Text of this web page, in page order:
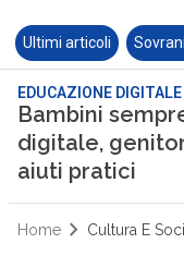
Ultimi articoli
EDUCAZIONE DIGITALE
Bambini
digitale,
aiuti pratici
Home Cultura E